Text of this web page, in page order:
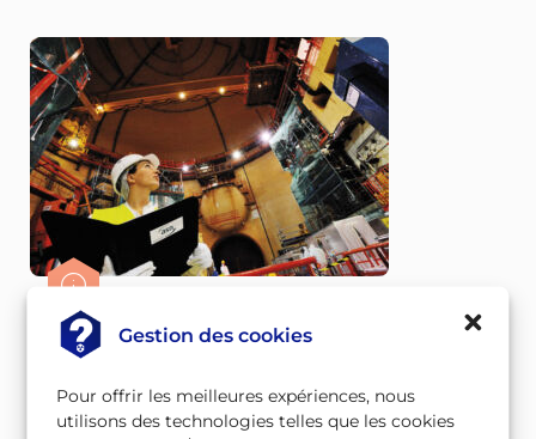
Gestion des cookies
Pour offrir les meilleures expériences, nous
utilisons des technologies telles que les cookies
Étape 3 : le